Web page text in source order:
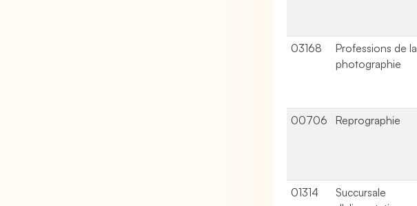
03168
Professions de la
photographie
00706
Reprographie
01314
Succursale